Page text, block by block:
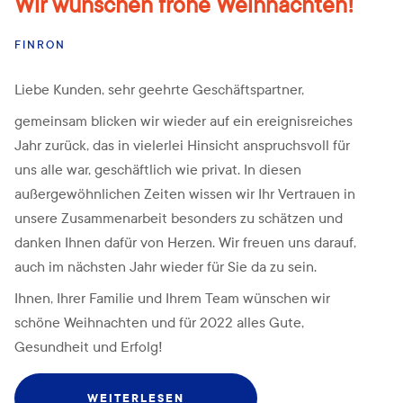
FINRON
Liebe Kunden, sehr geehrte Geschäftspartner,
gemeinsam blicken wir wieder auf ein ereignisreiches
Jahr zurück, das in vielerlei Hinsicht anspruchsvoll für
uns alle war, geschäftlich wie privat. In diesen
außergewöhnlichen Zeiten wissen wir Ihr Vertrauen in
unsere Zusammenarbeit besonders zu schätzen und
danken Ihnen dafür von Herzen. Wir freuen uns darauf,
auch im nächsten Jahr wieder für Sie da zu sein.
Ihnen, Ihrer Familie und Ihrem Team wünschen wir
schöne Weihnachten und für 2022 alles Gute,
Gesundheit und Erfolg!
WEITERLESEN